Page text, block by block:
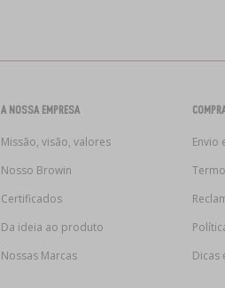
A NOSSA EMPRESA
Missão, visão, valores
Nosso Browin
Certificados
Da ideia ao produto
Nossas Marcas
Envio
Dicas